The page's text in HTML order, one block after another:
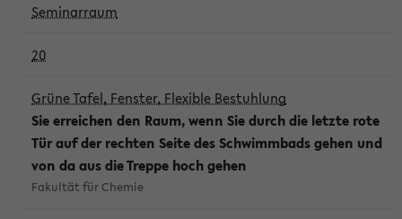
Seminarraum
20
Grüne Tafel, Fenster, Flexible Bestuhlung
Sie erreichen den Raum, wenn Sie durch die letzte rote
Tür auf der rechten Seite des Schwimmbads gehen und
von da aus die Treppe hoch gehen
Fakultät für Chemie